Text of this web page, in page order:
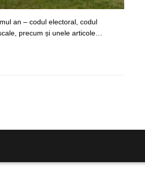
an – codul electoral, codul
precum și unele articole…